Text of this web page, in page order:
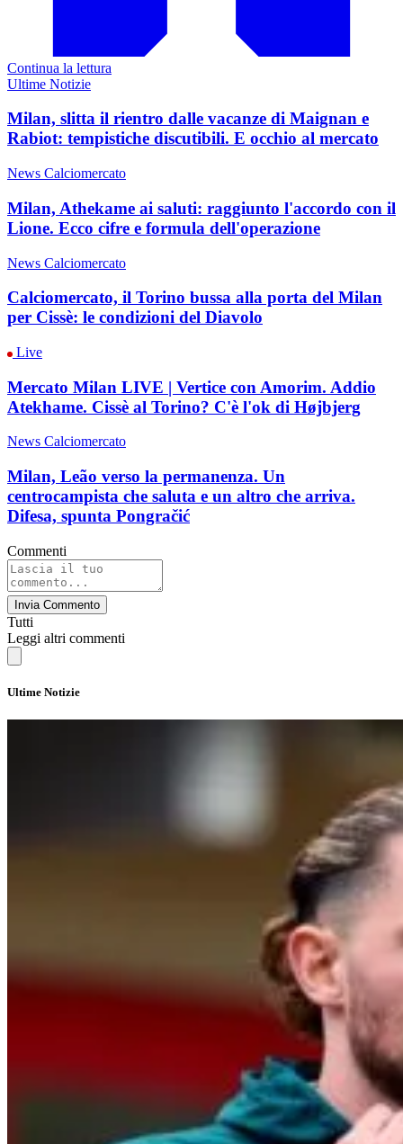
Continua la lettura
Ultime Notizie
Milan, slitta il rientro dalle vacanze di Maignan e
Rabiot: tempistiche discutibili. E occhio al mercato
News Calciomercato
Milan, Athekame ai saluti: raggiunto l'accordo con il
Lione. Ecco cifre e formula dell'operazione
News Calciomercato
Calciomercato, il Torino bussa alla porta del Milan
per Cissè: le condizioni del Diavolo
Live
Mercato Milan LIVE | Vertice con Amorim. Addio
Atekhame. Cissè al Torino? C'è l'ok di Højbjerg
News Calciomercato
Milan, Leão verso la permanenza. Un
centrocampista che saluta e un altro che arriva.
Difesa, spunta Pongračić
Commenti
Invia Commento
Tutti
Leggi altri commenti
Ultime Notizie